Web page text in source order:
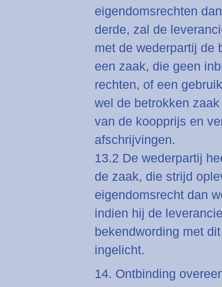
eigendomsrechten
derde, zal de
met de wederpartij de
een zaak, die geen
rechten, of een
wel de betrokken
van de koopprijs en
afschrijvingen.
13.2 De wederpartij
de zaak, die strijd
eigendomsrecht dan
indien hij de
bekendwording met
ingelicht.
14. Ontbinding